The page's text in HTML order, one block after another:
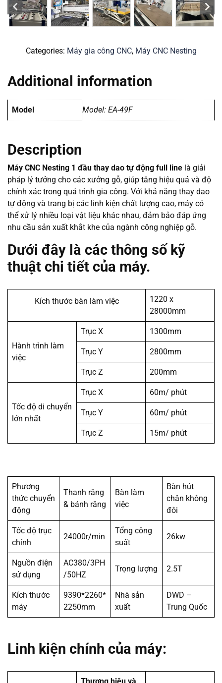
Categories: Máy gia công CNC, Máy CNC Nesting
Description
Máy CNC Nesting 1 đầu thay dao tự động full line là giải
pháp lý tưởng cho các xưởng gỗ, giúp tăng hiệu quả và độ
chính xác trong quá trình gia công. Với khả năng thay dao
tự động và trang bị các linh kiện chất lượng cao, máy có
thể xử lý nhiều loại vật liệu khác nhau, đảm bảo đáp ứng
nhu cầu sản xuất khắt khe của ngành công nghiệp gỗ.
Dưới đây là các thông số kỹ
thuật chi tiết của máy.
Kích thước bàn làm việc
1220 x
28000mm
Hành trình làm
việc
Trục X 1300mm
Trục Y 2800mm
Trục Z 200mm
Tốc độ di chuyển
lớn nhất
Trục X 60m/ phút
Trục Y 60m/ phút
Trục Z 15m/ phút
Phương
thức chuyển
động
Thanh răng
& bánh răng
Bàn làm
việc
Bàn hút
chân không
đôi
Tốc độ trục
chính
24000r/min
Tổng công
suất
26kw
Nguồn điện
sử dụng
AC380/3PH
/50HZ
Trọng lượng 2.5T
Kích thước
máy
9390*2260*
2250mm
Nhà sản
xuất
DWD –
Trung Quốc
Linh kiện chính của máy:
Additional information
Model Model: EA-49F